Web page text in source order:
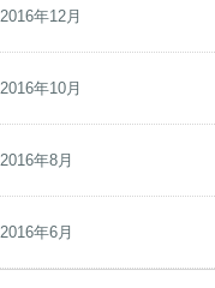
2016年12月
2016年10月
2016年8月
2016年6月